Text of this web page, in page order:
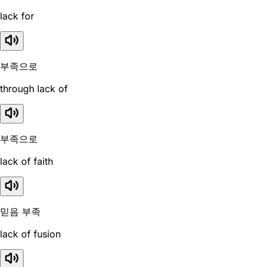
lack for
부족으로
through lack of
부족으로
lack of faith
믿음 부족
lack of fusion